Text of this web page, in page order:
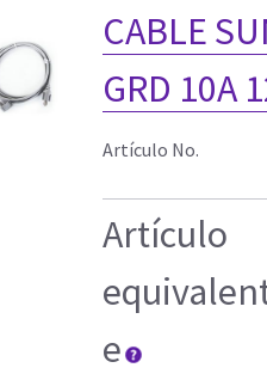
CABLE
GRD 10A
Artículo No.
Artículo
e